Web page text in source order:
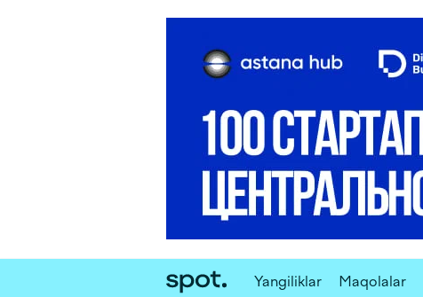
Yangiliklar Maqolalar